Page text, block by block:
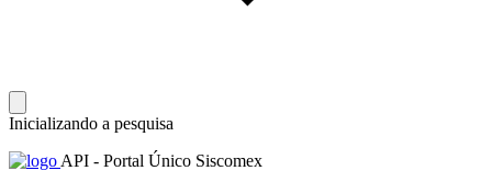
Inicializando a pesquisa
API - Portal Único Siscomex